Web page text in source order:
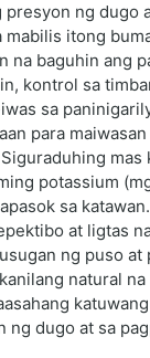
presyon ng dugo
mabilis itong
na baguhin ang
kontrol sa
sa
para
mas
potassium
sa
at ligtas
ng puso at
natural
ng dugo at sa